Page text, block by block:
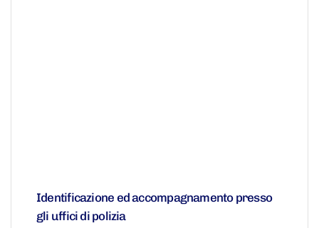
Identificazione ed accompagnamento presso
gli uffici di polizia